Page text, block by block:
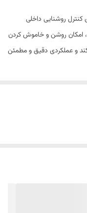
روشنایی داخلی
امکان روشن و خاموش کردن
و عملکردی دقیق و مطمئن